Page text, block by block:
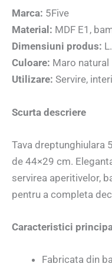
Marca: 5Five
Material: MDF E1,
Dimensiuni produs:
Culoare: Maro natural
Utilizare: Servire,
Scurta descriere
Tava dreptunghiulara
de 44×29 cm.
servirea aperitivelor,
pentru a completa
Caracteristici
Fabricata din